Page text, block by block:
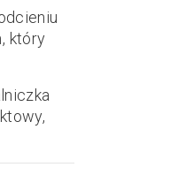
który